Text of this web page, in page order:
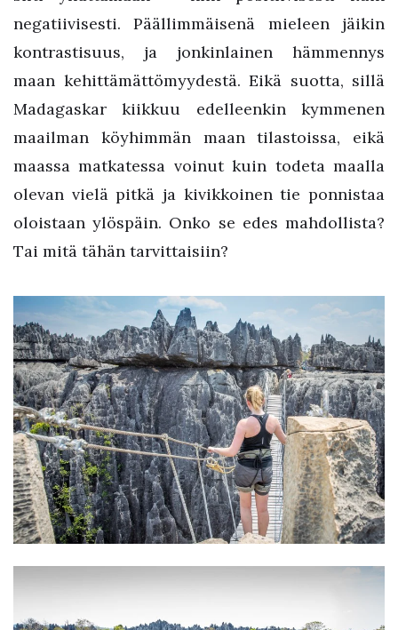
negatiivisesti. Päällimmäisenä mieleen jäikin
kontrastisuus, ja jonkinlainen hämmennys
maan kehittämättömyydestä. Eikä suotta, sillä
Madagaskar kiikkuu edelleenkin kymmenen
maailman köyhimmän maan tilastoissa, eikä
maassa matkatessa voinut kuin todeta maalla
olevan vielä pitkä ja kivikkoinen tie ponnistaa
oloistaan ylöspäin. Onko se edes mahdollista?
Tai mitä tähän tarvittaisiin?